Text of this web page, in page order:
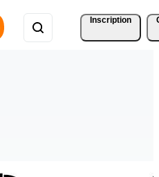
Inscription